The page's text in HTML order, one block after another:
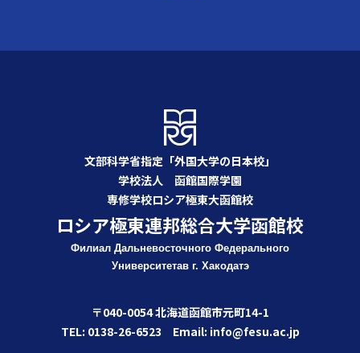
文部科学省指定「外国大学の日本校」
学校法人 函館国際学園
専修学校ロシア極東大函館校
ロシア極東連邦総合大学函館校
Филиал Дальневосточного Федерального
Университетав г. Хакодатэ
〒040-0054 北海道函館市元町14-1
TEL: 0138-26-6523 Email: info@fesu.ac.jp